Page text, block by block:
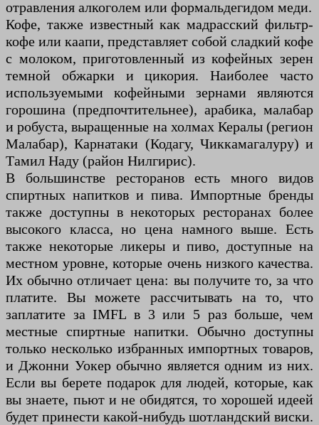
отравления алкоголем или формальдегидом меди.
Кофе, также известный как мадрасский фильтр-
кофе или каапи, представляет собой сладкий кофе
с молоком, приготовленный из кофейных зерен
темной обжарки и цикория. Наиболее часто
используемыми кофейными зернами являются
горошина (предпочтительнее), арабика, малабар
и робуста, выращенные на холмах Кералы (регион
Малабар), Карнатаки (Кодагу, Чиккамагалуру) и
Тамил Наду (район Нилгирис).
В большинстве ресторанов есть много видов
спиртных напитков и пива. Импортные бренды
также доступны в некоторых ресторанах более
высокого класса, но цена намного выше. Есть
также некоторые ликеры и пиво, доступные на
местном уровне, которые очень низкого качества.
Их обычно отличает цена: вы получите то, за что
платите. Вы можете рассчитывать на то, что
заплатите за IMFL в 3 или 5 раз больше, чем
местные спиртные напитки. Обычно доступны
только несколько избранных импортных товаров,
и Джонни Уокер обычно является одним из них.
Если вы берете подарок для людей, которые, как
вы знаете, пьют и не обидятся, то хорошей идеей
будет принести какой-нибудь шотландский виски.